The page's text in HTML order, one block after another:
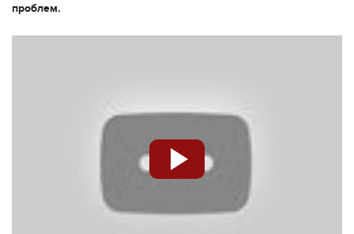
проблем.